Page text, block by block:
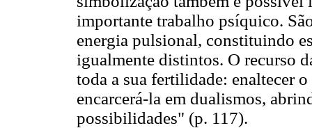
importante trabalho psíquico.
energia pulsional, constituindo
igualmente distintos. O recurso
toda a sua fertilidade: enaltecer
encarcerá-la em dualismos,
possibilidades" (p. 117).